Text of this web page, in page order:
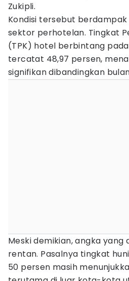
Zukipli.
Kondisi tersebut
sektor perhotelan. Tingkat
(TPK) hotel berbintang
tercatat 48,97 persen,
signifikan dibandingkan
Meski demikian, angka yang
rentan. Pasalnya tingkat
50 persen masih